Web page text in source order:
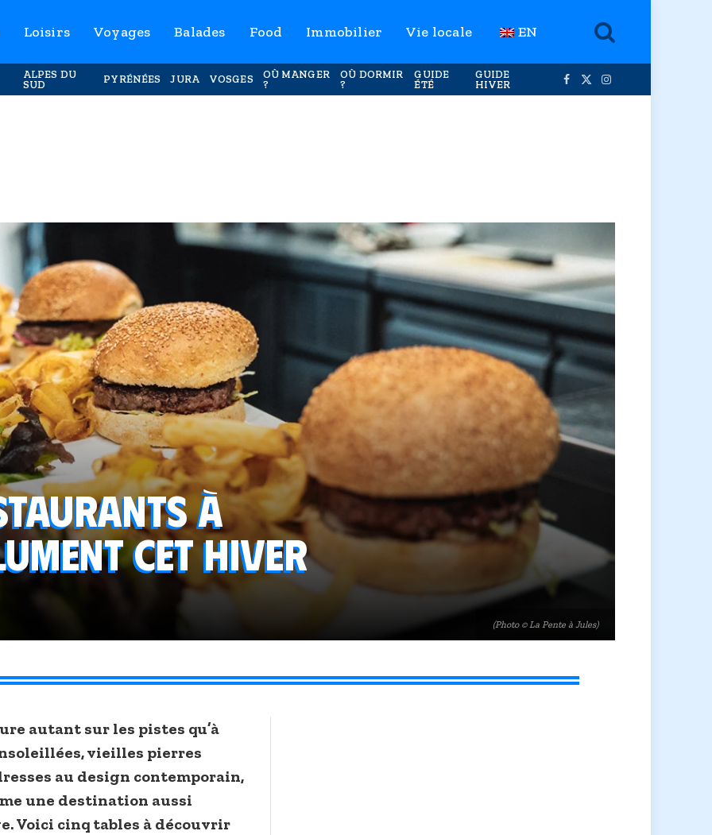
Loisirs Voyages Balades Food Immobilier Vie locale EN
ALPES DU
SUD
PYRÉNÉES JURA VOSGES
OÙ MANGER
?
OÙ DORMIR
?
GUIDE
ÉTÉ
GUIDE
HIVER
Facebook
X
Instagram
(Photo © La Pente à Jules)
à
cet hiver
autant sur les pistes qu’à
vieilles pierres
au design contemporain,
une destination aussi
Voici cinq tables à découvrir